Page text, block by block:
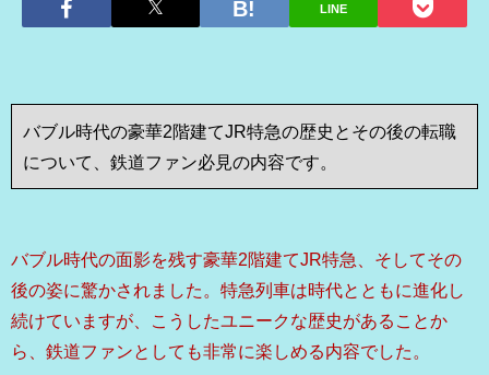
LINE
バブル時代の豪華2階建てJR特急の歴史とその後の転職
について、鉄道ファン必見の内容です。
バブル時代の面影を残す豪華2階建てJR特急、そしてその
後の姿に驚かされました。特急列車は時代とともに進化し
続けていますが、こうしたユニークな歴史があることか
ら、鉄道ファンとしても非常に楽しめる内容でした。